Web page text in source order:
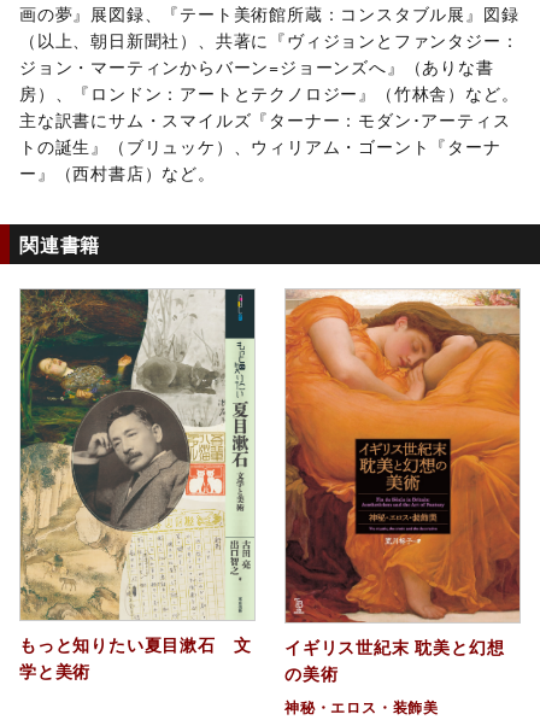
画の夢』展図録、『テート美術館所蔵：コンスタブル展』図録
（以上、朝日新聞社）、共著に『ヴィジョンとファンタジー：
ジョン・マーティンからバーン=ジョーンズへ』（ありな書
房）、『ロンドン：アートとテクノロジー』（竹林舎）など。
主な訳書にサム・スマイルズ『ターナー：モダン･アーティス
トの誕生』（ブリュッケ）、ウィリアム・ゴーント『ターナ
ー』（西村書店）など。
関連書籍
もっと知りたい夏目漱石 文
学と美術
イギリス世紀末 耽美と幻想
の美術
神秘・エロス・装飾美